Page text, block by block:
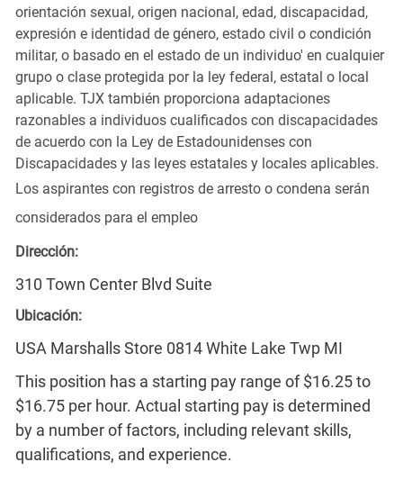
orientación sexual, origen nacional, edad, discapacidad,
expresión e identidad de género, estado civil o condición
militar, o basado en el estado de un individuo' en cualquier
grupo o clase protegida por la ley federal, estatal o local
aplicable. TJX también proporciona adaptaciones
razonables a individuos cualificados con discapacidades
de acuerdo con la Ley de Estadounidenses con
Discapacidades y las leyes estatales y locales aplicables.
Los aspirantes con registros de arresto o condena serán
considerados para el empleo
Dirección:
310 Town Center Blvd Suite
Ubicación:
USA Marshalls Store 0814 White Lake Twp MI
This position has a starting pay range of $16.25 to
$16.75 per hour. Actual starting pay is determined
by a number of factors, including relevant skills,
qualifications, and experience.